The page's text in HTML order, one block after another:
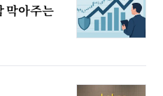
막아주는